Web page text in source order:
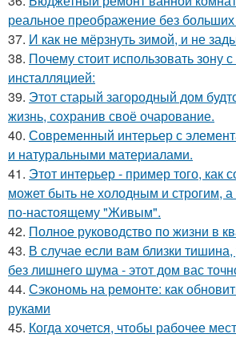
реальное преображение без
37. И как не мёрзнуть зимой, и не
38. Почему стоит использовать зону
инсталляцией:
39. Этот старый загородный дом
жизнь, сохранив своё очарование.
40. Современный интерьер с
и натуральными материалами.
41. Этот интерьер - пример того, как
может быть не холодным и строгим,
по-настоящему "Живым".
42. Полное руководство по жизни в
43. В случае если вам близки тишина,
без лишнего шума - этот дом вас
44. Сэкономь на ремонте: как
руками
45. Когда хочется, чтобы рабочее